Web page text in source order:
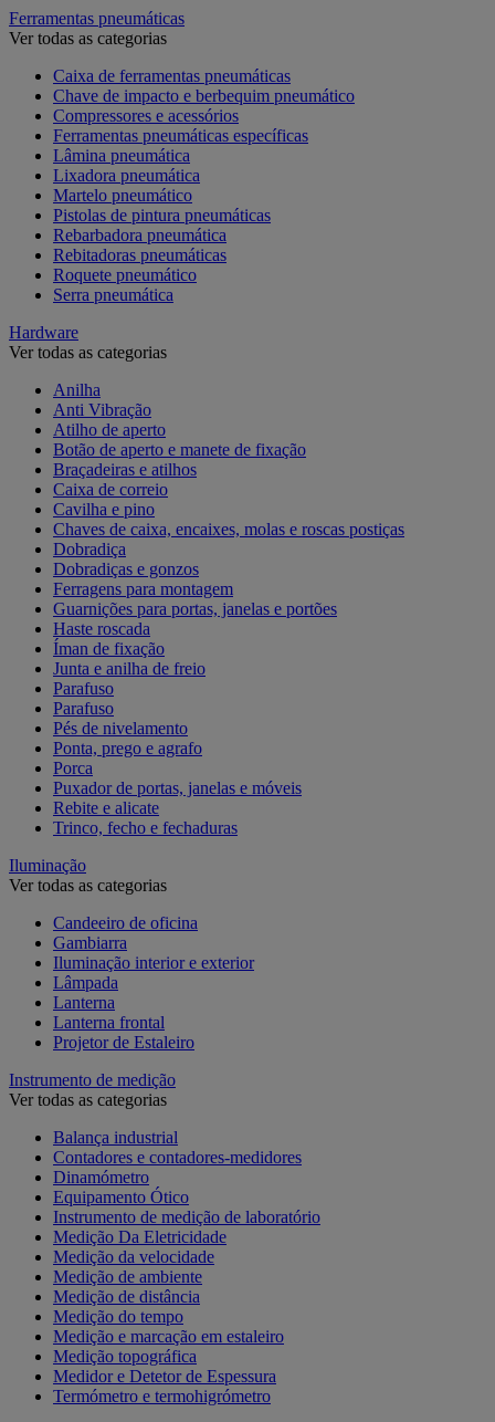
Ferramentas pneumáticas
Ver todas as categorias
Caixa de ferramentas pneumáticas
Chave de impacto e berbequim pneumático
Compressores e acessórios
Ferramentas pneumáticas específicas
Lâmina pneumática
Lixadora pneumática
Martelo pneumático
Pistolas de pintura pneumáticas
Rebarbadora pneumática
Rebitadoras pneumáticas
Roquete pneumático
Serra pneumática
Hardware
Ver todas as categorias
Anilha
Anti Vibração
Atilho de aperto
Botão de aperto e manete de fixação
Braçadeiras e atilhos
Caixa de correio
Cavilha e pino
Chaves de caixa, encaixes, molas e roscas postiças
Dobradiça
Dobradiças e gonzos
Ferragens para montagem
Guarnições para portas, janelas e portões
Haste roscada
Íman de fixação
Junta e anilha de freio
Parafuso
Parafuso
Pés de nivelamento
Ponta, prego e agrafo
Porca
Puxador de portas, janelas e móveis
Rebite e alicate
Trinco, fecho e fechaduras
Iluminação
Ver todas as categorias
Candeeiro de oficina
Gambiarra
Iluminação interior e exterior
Lâmpada
Lanterna
Lanterna frontal
Projetor de Estaleiro
Instrumento de medição
Ver todas as categorias
Balança industrial
Contadores e contadores-medidores
Dinamómetro
Equipamento Ótico
Instrumento de medição de laboratório
Medição Da Eletricidade
Medição da velocidade
Medição de ambiente
Medição de distância
Medição do tempo
Medição e marcação em estaleiro
Medição topográfica
Medidor e Detetor de Espessura
Termómetro e termohigrómetro